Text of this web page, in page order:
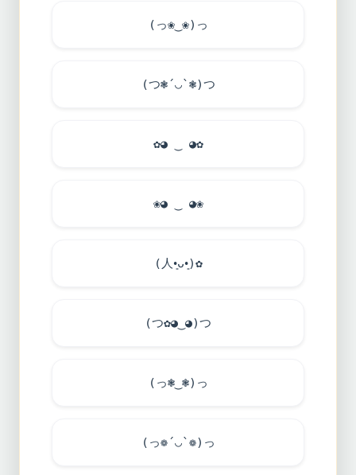
(っ❀‿❀)っ
(つ❃´◡`❃)つ
✿◕ ‿ ◕✿
❀◕ ‿ ◕❀
(人•͈ᴗ•͈)✿
(つ✿◕‿◕)つ
(っ❃‿❃)っ
(っ❁´◡`❁)っ